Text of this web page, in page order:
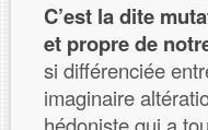
C’est la dite
et propre de
si différenciée
imaginaire